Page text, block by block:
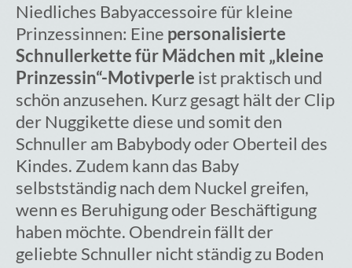
Niedliches Babyaccessoire für kleine
Prinzessinnen: Eine personalisierte
Schnullerkette für Mädchen mit „kleine
Prinzessin“-Motivperle ist praktisch und
schön anzusehen. Kurz gesagt hält der Clip
der Nuggikette diese und somit den
Schnuller am Babybody oder Oberteil des
Kindes. Zudem kann das Baby
selbstständig nach dem Nuckel greifen,
wenn es Beruhigung oder Beschäftigung
haben möchte. Obendrein fällt der
geliebte Schnuller nicht ständig zu Boden